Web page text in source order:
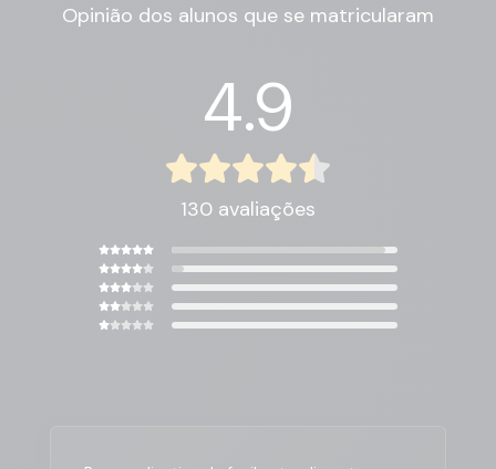
Opinião dos alunos que se matricularam
4.9
130 avaliações